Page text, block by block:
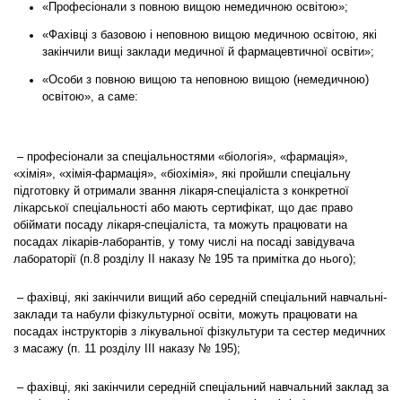
«Професіонали з повною вищою немедичною освітою»;
«Фахівці з базовою і неповною вищою медичною освітою, які
закінчили вищі заклади медичної й фармацевтичної освіти»;
«Особи з повною вищою та неповною вищою (немедичною)
освітою», а саме:
– професіонали за спеціальностями «біологія», «фармація»,
«хімія», «хімія-фармація», «біохімія», які пройшли спеціальну
підготовку й отримали звання лікаря-спеціаліста з конкретної
лікарської спеціальності або мають сертифікат, що дає право
обіймати посаду лікаря-спеціаліста, та можуть працювати на
посадах лікарів-лаборантів, у тому числі на посаді завідувача
лабораторії (п.8 розділу II наказу № 195 та примітка до нього);
– фахівці, які закінчили вищий або середній спеціальний навчальні-
заклади та набули фізкультурної освіти, можуть працювати на
посадах інструкторів з лікувальної фізкультури та сестер медичних
з масажу (п. 11 розділу III наказу № 195);
– фахівці, які закінчили середній спеціальний навчальний заклад за